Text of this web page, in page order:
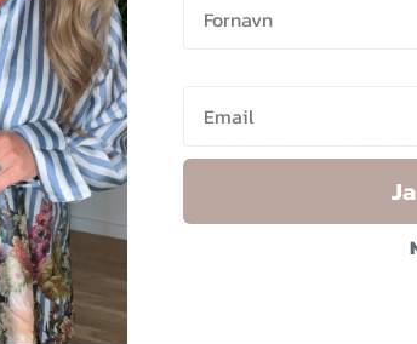
RELATEREDE